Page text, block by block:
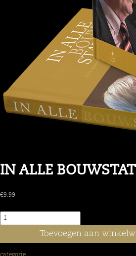
IN ALLE
€9.99
Aantal
Toevoegen aan